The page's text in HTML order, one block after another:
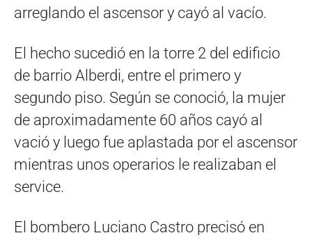
arreglando el ascensor y cayó al vacío.
El hecho sucedió en la torre 2 del edificio
de barrio Alberdi, entre el primero y
segundo piso. Según se conoció, la mujer
de aproximadamente 60 años cayó al
vació y luego fue aplastada por el ascensor
mientras unos operarios le realizaban el
service.
El bombero Luciano Castro precisó en